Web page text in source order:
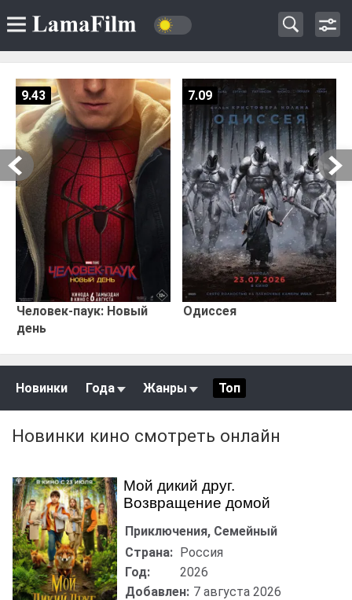
Человек-паук: Новый
день
9.43
Одиссея
7.09
Новинки Года Жанры Топ
Новинки кино смотреть онлайн
Мой дикий друг.
Возвращение домой
Приключения, Семейный
Страна: Россия
Год:
2026
Добавлен: 7 августа 2026